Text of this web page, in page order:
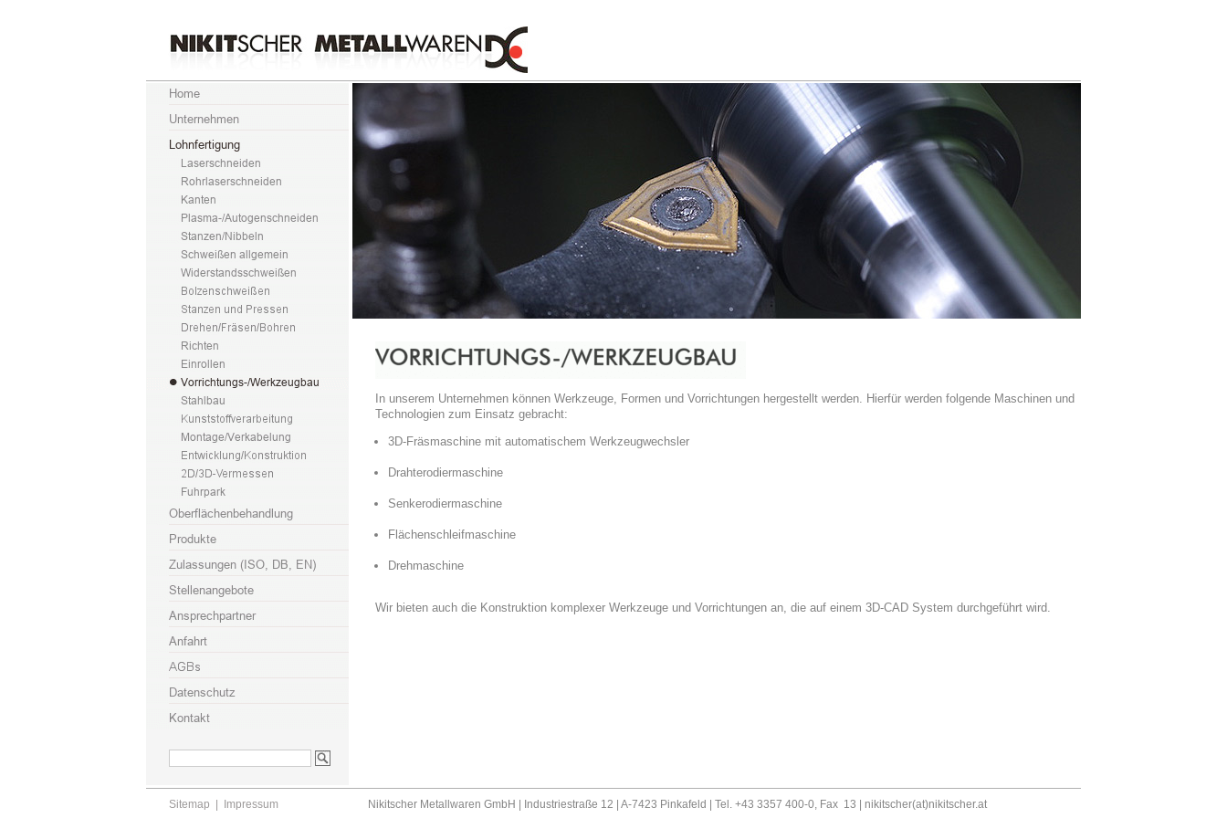
In unserem Unternehmen können Werkzeuge, Formen und Vorrichtungen hergestellt werden. Hierfür werden folgende Maschinen und
Technologien zum Einsatz gebracht:
3D-Fräsmaschine mit automatischem Werkzeugwechsler
Drahterodiermaschine
Senkerodiermaschine
Flächenschleifmaschine
Drehmaschine
Wir bieten auch die Konstruktion komplexer Werkzeuge und Vorrichtungen an, die auf einem 3D-CAD System durchgeführt wird.
Sitemap Impressum Nikitscher Metallwaren GmbH | Industriestraße 12 | A-7423 Pinkafeld | Tel. +43 3357 400-0, Fax 13 | nikitscher(at)nikitscher.at